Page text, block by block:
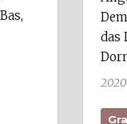
das